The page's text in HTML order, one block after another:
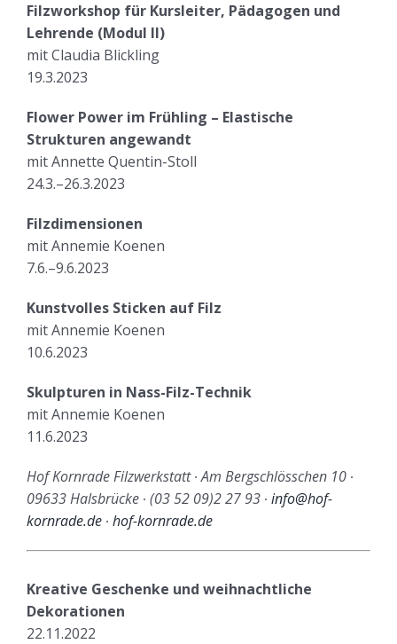
Filzworkshop für Kursleiter, Pädagogen und
Lehrende (Modul II)
mit Claudia Blickling
19.3.2023
Flower Power im Frühling – Elastische
Strukturen angewandt
mit Annette Quentin-Stoll
24.3.–26.3.2023
Filzdimensionen
mit Annemie Koenen
7.6.–9.6.2023
Kunstvolles Sticken auf Filz
mit Annemie Koenen
10.6.2023
Skulpturen in Nass-Filz-Technik
mit Annemie Koenen
11.6.2023
Hof Kornrade Filzwerkstatt∙Am Bergschlösschen 10 ∙
09633 Halsbrücke ∙ (03 52 09)2 27 93 ∙ info@hof-
kornrade.de ∙ hof-kornrade.de
Kreative Geschenke und weihnachtliche
Dekorationen
22.11.2022